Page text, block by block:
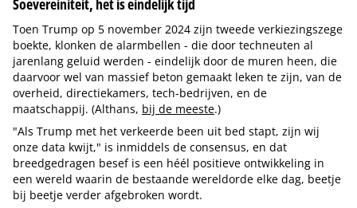
Toen Trump op 5 november 2024 zijn tweede verkiezingszege
boekte, klonken de alarmbellen - die door techneuten al
jarenlang geluid werden - eindelijk door de muren heen, die
daarvoor wel van massief beton gemaakt leken te zijn, van de
overheid, directiekamers, tech-bedrijven, en de
maatschappij. (Althans, bij de meeste.)
"Als Trump met het verkeerde been uit bed stapt, zijn wij
onze data kwijt," is inmiddels de consensus, en dat
breedgedragen besef is een héél positieve ontwikkeling in
een wereld waarin de bestaande wereldorde elke dag, beetje
bij beetje verder afgebroken wordt.